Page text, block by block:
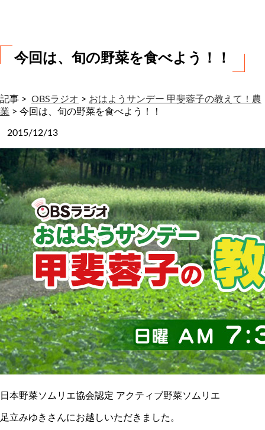
今回は、旬の野菜を食べよう！！
記事 > OBSラジオ > おはようサンデー 甲斐蓉子の教えて！農
業 > 今回は、旬の野菜を食べよう！！
2015/12/13
日本野菜ソムリエ協会認定 アクティブ野菜ソムリエ
足立みゆきさんにお越しいただきました。